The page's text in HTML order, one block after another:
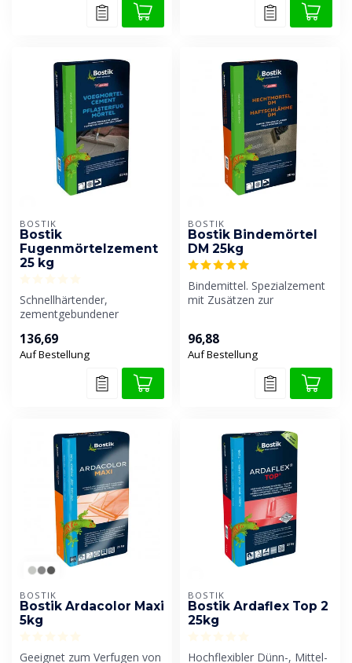
BOSTIK
Bostik
Fugenmörtelzement
25 kg
Schnellhärtender,
zementgebundener
Zusätzen und Kunstha...
136,69
Auf Bestellung
BOSTIK
Bostik Bindemörtel
DM 25kg
Bindemittel. Spezialzement
mit Zusätzen zur
96,88
Auf Bestellung
BOSTIK
Bostik Ardacolor Maxi
5kg
Geeignet zum Verfugen von
BOSTIK
Bostik Ardaflex Top 2
25kg
Hochflexibler Dünn-, Mittel-